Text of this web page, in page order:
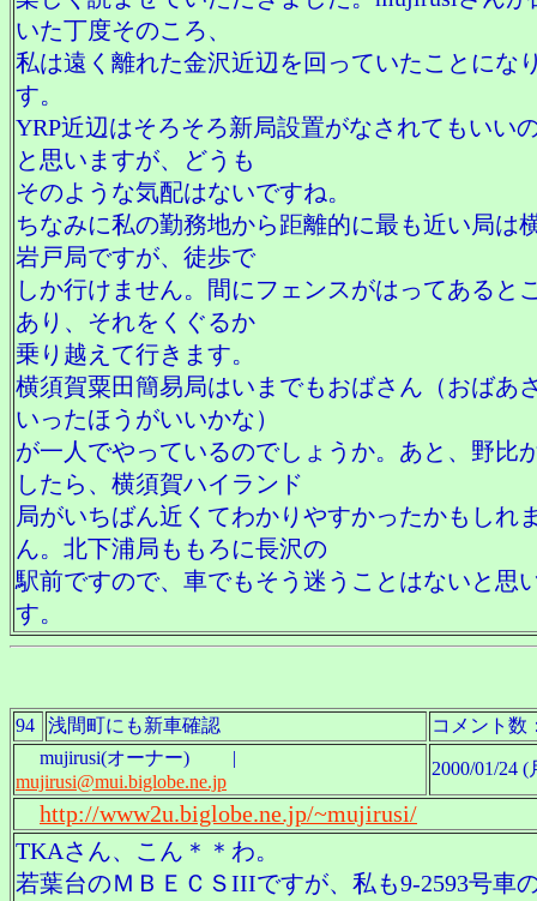
いた丁度そのころ、
私は遠く離れた金沢近辺を回っていたことにな
す。
YRP近辺はそろそろ新局設置がなされてもいい
と思いますが、どうも
そのような気配はないですね。
ちなみに私の勤務地から距離的に最も近い局は
岩戸局ですが、徒歩で
しか行けません。間にフェンスがはってあると
あり、それをくぐるか
乗り越えて行きます。
横須賀粟田簡易局はいまでもおばさん（おばあ
いったほうがいいかな）
が一人でやっているのでしょうか。あと、野比
したら、横須賀ハイランド
局がいちばん近くてわかりやすかったかもしれ
ん。北下浦局ももろに長沢の
駅前ですので、車でもそう迷うことはないと思
す。
94 浅間町にも新車確認
コメント
mujirusi(オーナー) |
mujirusi@mui.biglobe.ne.jp
2000/01/24 (
http://www2u.biglobe.ne.jp/~mujirusi/
TKAさん、こん＊＊わ。
若葉台のＭＢＥＣＳIIIですが、私も9-2593号車